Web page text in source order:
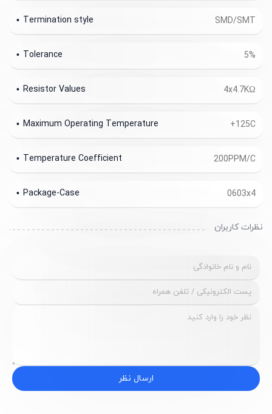
SMD/SMT
Termination style
5%
Tolerance
4x4.7KΩ
Resistor Values
+125C
Maximum Operating Temperature
200PPM/C
Temperature Coefficient
0603x4
Package-Case
نظرات کاربران
ارسال نظر